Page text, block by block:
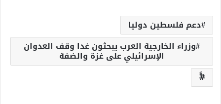
دعم فلسطين دوليا
وزراء الخارجية العرب يبحثون غدا وقف العدوان
الإسرائيلي على غزة والضفة